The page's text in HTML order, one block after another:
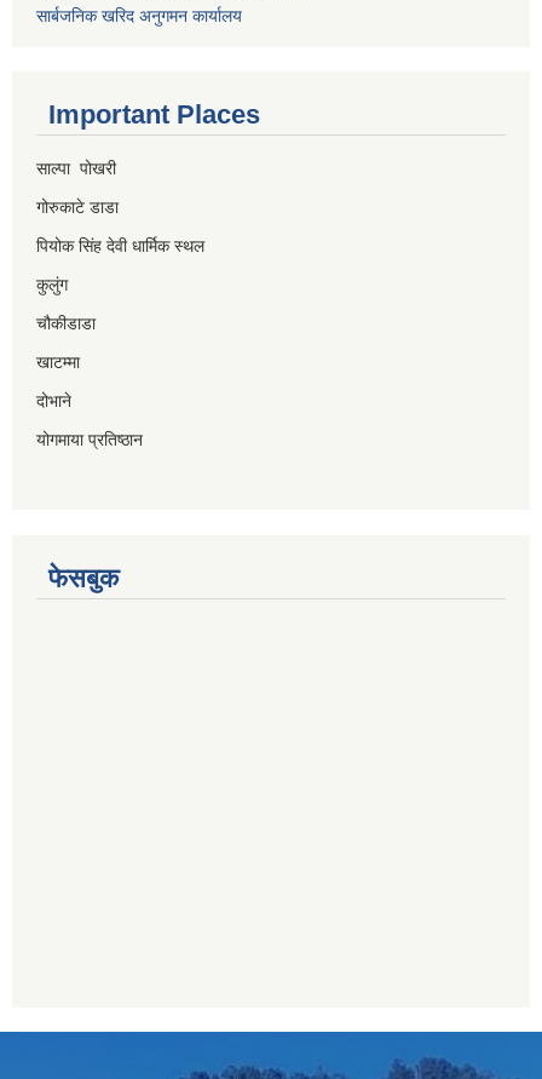
सार्बजनिक खरिद अनुगमन कार्यालय
Important Places
साल्पा पोखरी
गोरुकाटे डाडा
पियोक सिंह देवी धार्मिक स्थल
कुलुंग
चौकीडाडा
खाटम्मा
दोभाने
योगमाया प्रतिष्ठान
फेसबुक